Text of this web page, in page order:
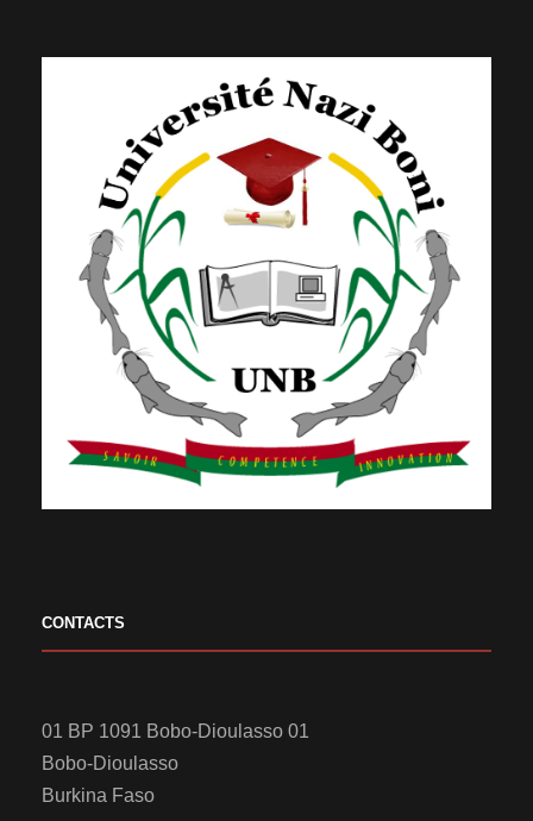
CONTACTS
01 BP 1091 Bobo-Dioulasso 01
Bobo-Dioulasso
Burkina Faso